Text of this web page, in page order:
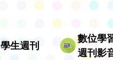
學生週刊
數位學
週刊影